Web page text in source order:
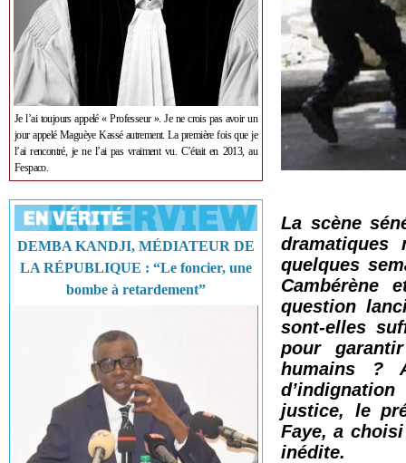
Je l’ai toujours appelé « Professeur ». Je ne crois pas avoir un
jour appelé Maguèye Kassé autrement. La première fois que je
l’ai rencontré, je ne l’ai pas vraiment vu. C’était en 2013, au
Fespaco.
DEMBA KANDJI, MÉDIATEUR DE
LA RÉPUBLIQUE : “Le foncier, une
bombe à retardement”
La scène
quelques
Cambérène
question
sont-elles
pour
humains ?
justice, le
Faye, a
inédite.